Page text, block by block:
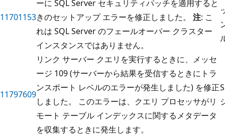
11701153
ーに SQL Server セキュリティパッチを適用すると
きのセットアップ エラーを修正しました。 注: こ
れは SQL Server のフェールオーバー クラスター
インスタンスではありません。
11797609
リンク サーバー クエリを実行するときに、メッセ
ージ 109 (サーバーから結果を受信するときにトラ
ンスポート レベルのエラーが発生しました) を修正
しました。 このエラーは、クエリ プロセッサがリ
モート テーブル インデックスに関するメタデータ
を収集するときに発生します。